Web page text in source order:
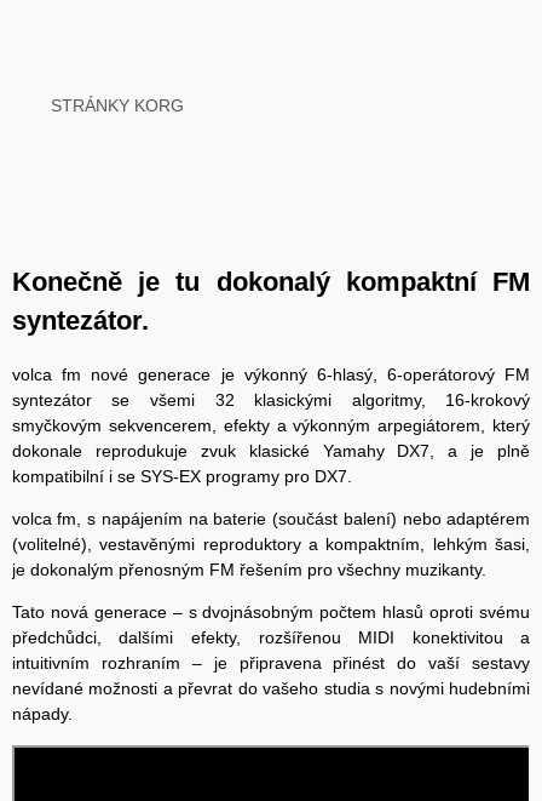
STRÁNKY KORG
Konečně je tu dokonalý kompaktní FM
syntezátor.
volca fm nové generace je výkonný 6-hlasý, 6-operátorový FM
syntezátor se všemi 32 klasickými algoritmy, 16-krokový
smyčkovým sekvencerem, efekty a výkonným arpegiátorem, který
dokonale reprodukuje zvuk klasické Yamahy DX7, a je plně
kompatibilní i se SYS-EX programy pro DX7.
volca fm, s napájením na baterie (součást balení) nebo adaptérem
(volitelné), vestavěnými reproduktory a kompaktním, lehkým šasi,
je dokonalým přenosným FM řešením pro všechny muzikanty.
Tato nová generace – s dvojnásobným počtem hlasů oproti svému
předchůdci, dalšími efekty, rozšířenou MIDI konektivitou a
intuitivním rozhraním – je připravena přinést do vaší sestavy
nevídané možnosti a převrat do vašeho studia s novými hudebními
nápady.